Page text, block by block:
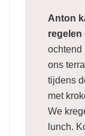
Anton
regelen
ochtend
ons
tijdens
met
We
lunch.